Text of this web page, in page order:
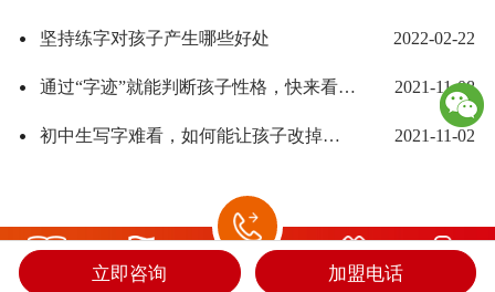
坚持练字对孩子产生哪些好处 2022-02-22
通过“字迹”就能判断孩子性格，快来看看你家孩子是什么性格 2021-11-08
初中生写字难看，如何能让孩子改掉坏习惯 2021-11-02
课程 校区 立即咨询 加盟 简介
立即咨询 加盟电话